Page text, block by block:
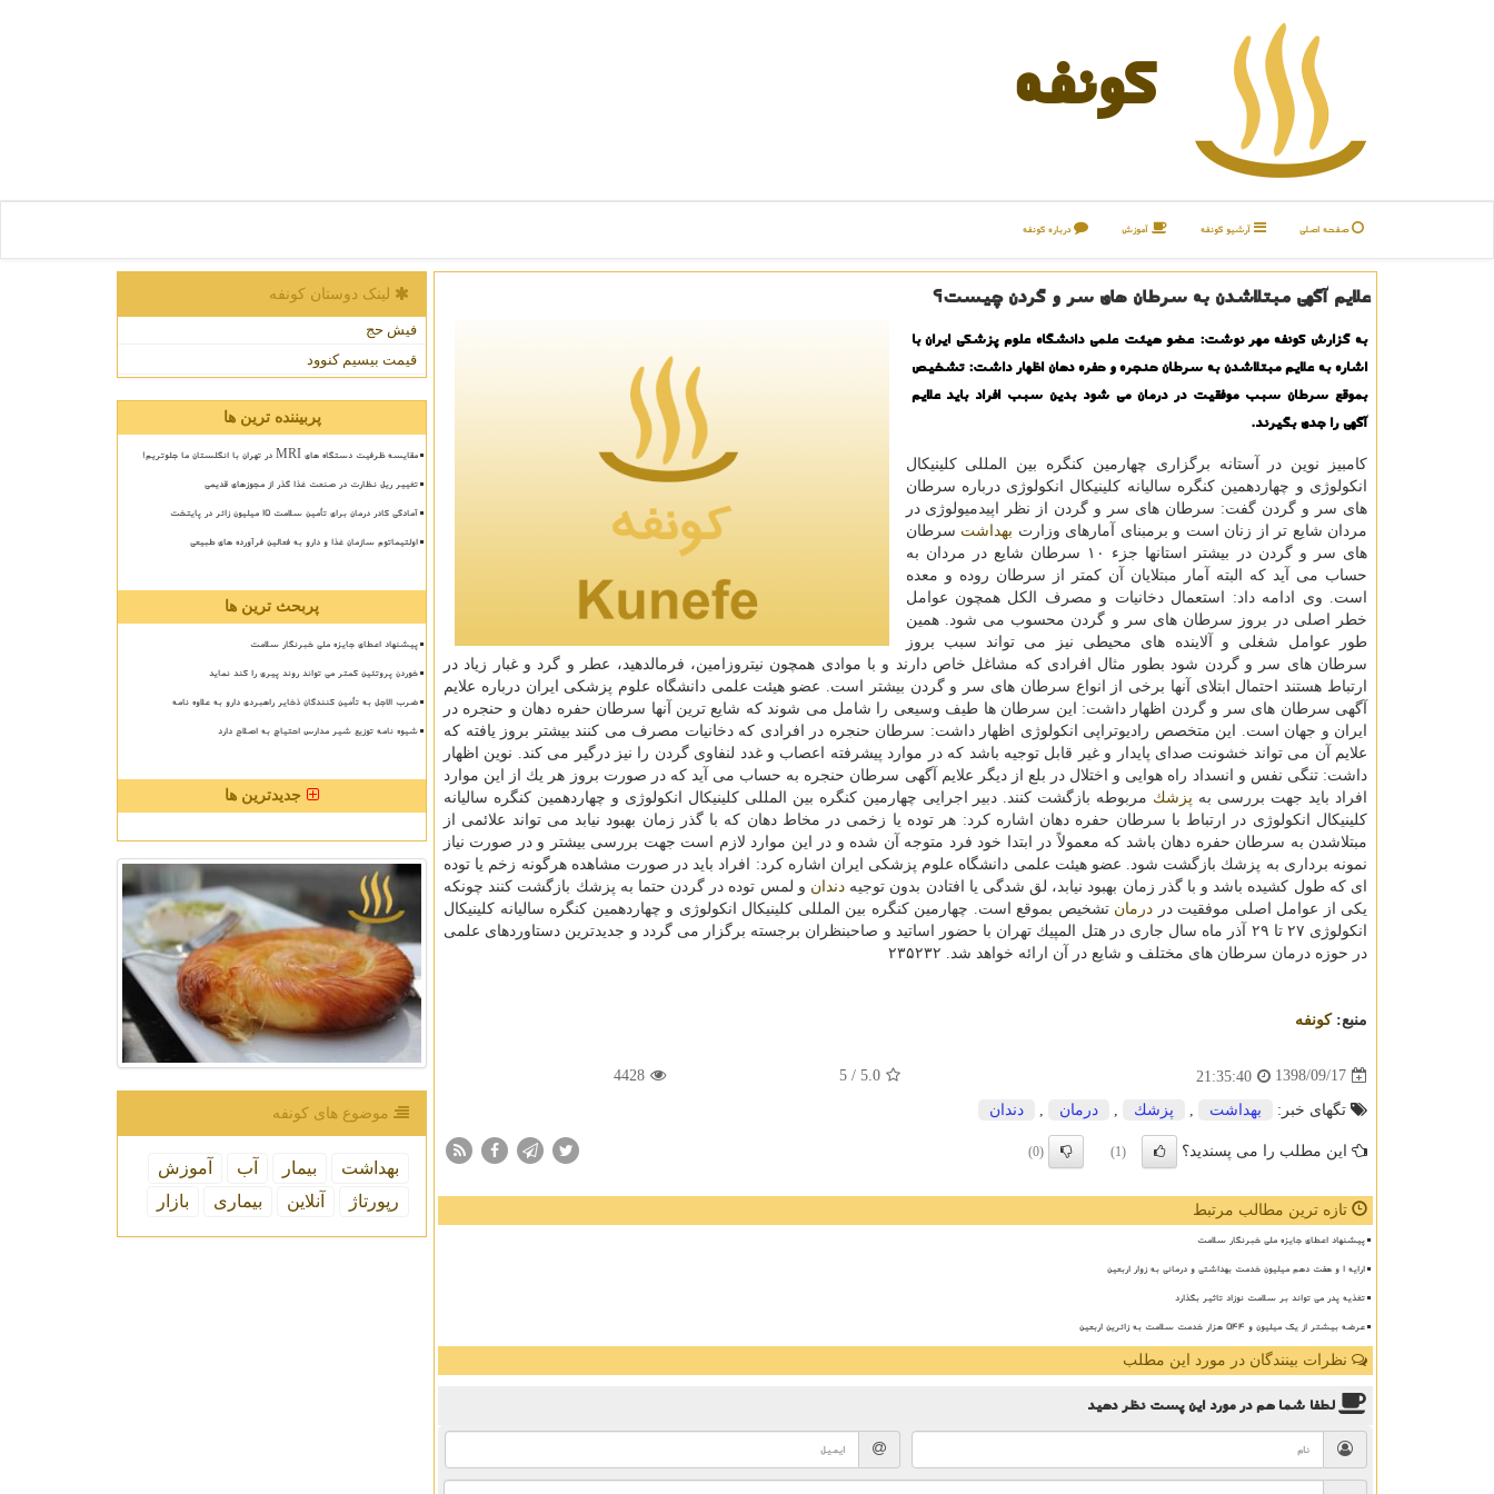
كونفه
صفحه اصلی آرشیو كونفه آموزش درباره كونفه
علایم آگهی مبتلاشدن به سرطان های سر و گردن چیست؟
به گزارش كونفه مهر نوشت: عضو هیئت علمی دانشگاه علوم پزشكی ایران با
اشاره به علایم مبتلاشدن به سرطان حنجره و حفره دهان اظهار داشت: تشخیص
بموقع سرطان سبب موفقیت در درمان می شود بدین سبب افراد باید علایم
آگهی را جدی بگیرند.
كامبیز نوین در آستانه برگزاری چهارمین كنگره بین المللی كلینیكال
انكولوژی و چهاردهمین كنگره سالیانه كلینیكال انكولوژی درباره سرطان
های سر و گردن گفت: سرطان های سر و گردن از نظر اپیدمیولوژی در
مردان شایع تر از زنان است و برمبنای آمارهای وزارت بهداشت سرطان
های سر و گردن در بیشتر استانها جزء ۱۰ سرطان شایع در مردان به
حساب می آید كه البته آمار مبتلایان آن كمتر از سرطان روده و معده
است. وی ادامه داد: استعمال دخانیات و مصرف الكل همچون عوامل
خطر اصلی در بروز سرطان های سر و گردن محسوب می شود. همین
طور عوامل شغلی و آلاینده های محیطی نیز می تواند سبب بروز
سرطان های سر و گردن شود بطور مثال افرادی كه مشاغل خاص دارند و با موادی همچون نیتروزامین، فرمالدهید، عطر و گرد و غبار زیاد در
ارتباط هستند احتمال ابتلای آنها برخی از انواع سرطان های سر و گردن بیشتر است. عضو هیئت علمی دانشگاه علوم پزشكی ایران درباره علایم
آگهی سرطان های سر و گردن اظهار داشت: این سرطان ها طیف وسیعی را شامل می شوند كه شایع ترین آنها سرطان حفره دهان و حنجره در
ایران و جهان است. این متخصص رادیوتراپی انكولوژی اظهار داشت: سرطان حنجره در افرادی كه دخانیات مصرف می كنند بیشتر بروز یافته كه
علایم آن می تواند خشونت صدای پایدار و غیر قابل توجیه باشد كه در موارد پیشرفته اعصاب و غدد لنفاوی گردن را نیز درگیر می كند. نوین اظهار
داشت: تنگی نفس و انسداد راه هوایی و اختلال در بلع از دیگر علایم آگهی سرطان حنجره به حساب می آید كه در صورت بروز هر یك از این موارد
افراد باید جهت بررسی به پزشك مربوطه بازگشت كنند. دبیر اجرایی چهارمین كنگره بین المللی كلینیكال انكولوژی و چهاردهمین كنگره سالیانه
كلینیكال انكولوژی در ارتباط با سرطان حفره دهان اشاره كرد: هر توده یا زخمی در مخاط دهان كه با گذر زمان بهبود نیابد می تواند علائمی از
مبتلاشدن به سرطان حفره دهان باشد كه معمولاً در ابتدا خود فرد متوجه آن شده و در این موارد لازم است جهت بررسی بیشتر و در صورت نیاز
نمونه برداری به پزشك بازگشت شود. عضو هیئت علمی دانشگاه علوم پزشكی ایران اشاره كرد: افراد باید در صورت مشاهده هرگونه زخم یا توده
ای كه طول كشیده باشد و با گذر زمان بهبود نیابد، لق شدگی یا افتادن بدون توجیهدندان و لمس توده در گردن حتما به پزشك بازگشت كنند چونكه
یكی از عوامل اصلی موفقیت در درمان تشخیص بموقع است. چهارمین كنگره بین المللی كلینیكال انكولوژی و چهاردهمین كنگره سالیانه كلینیكال
انكولوژی ۲۷ تا ۲۹ آذر ماه سال جاری در هتل المپیك تهران با حضور اساتید و صاحبنظران برجسته برگزار می گردد و جدیدترین دستاوردهای علمی
در حوزه درمان سرطان های مختلف و شایع در آن ارائه خواهد شد. ۲۳۵۲۳۲
منبع:كونفه
1398/09/17
21:35:40
5.0
/ 5
4428
تگهای خبر: بهداشت پزشك درمان دندان
این مطلب را می پسندید؟ (1)
(0)
تازه ترین مطالب مرتبط
پیشنهاد اعطای جایزه ملی خبرنگار سلامت
ارایه ۱ و هفت دهم میلیون خدمت بهداشتی و درمانی به زوار اربعین
تغذیه پدر می تواند بر سلامت نوزاد تاثیر بگذارد
عرضه بیشتر از یک میلیون و ۵۴۴ هزار خدمت سلامت به زائرین اربعین
نظرات بینندگان در مورد این مطلب
لطفا شما همدر مورد این پستنظر دهید
لینک دوستان كونفه
فیش حج
قیمت بیسیم کنوود
پربیننده ترین ها
مقایسه ظرفیت دستگاه های MRI در تهران با انگلستان ما جلوتریم!
تغییر ریل نظارت در صنعت غذا گذر از مجوزهای قدیمی
آمادگی کادر درمان برای تأمین سلامت 15 میلیون زائر در پایتخت
اولتیماتوم سازمان غذا و دارو به فعالین فرآورده های طبیعی
پربحث ترین ها
پیشنهاد اعطای جایزه ملی خبرنگار سلامت
خوردن پروتئین کمتر می تواند روند پیری را کند نماید
ضرب الاجل به تأمین کنندگان ذخایر راهبردی دارو به علاوه نامه
شیوه نامه توزیع شیر مدارس احتیاج به اصلاح دارد
جدیدترین ها
موضوع های كونفه
بهداشت بیمار آب
آموزش
رپورتاژ
آنلاین بیماری بازار